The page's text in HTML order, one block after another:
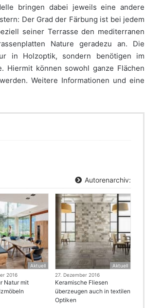
bringen dabei jeweils eine andere
Der Grad der Färbung ist bei jedem
seiner Terrasse den mediterranen
Nature geradezu an. Die
in Holzoptik, sondern benötigen im
Hiermit können sowohl ganze Flächen
Weitere Informationen und eine
Autorenarchiv:
Aktuell
2016
Natur mit
Aktuell
27. Dezember 2016
Keramische Fliesen
überzeugen auch in textilen
Optiken